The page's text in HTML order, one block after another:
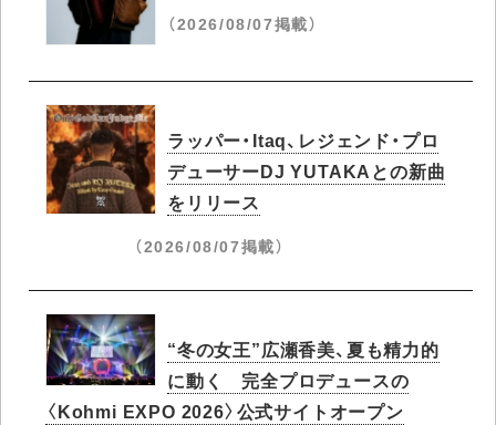
（2026/08/07掲載）
ラッパー・Itaq、レジェンド・プロ
デューサーDJ YUTAKAとの新曲
をリリース
（2026/08/07掲載）
“冬の女王”広瀬香美、夏も精力的
に動く 完全プロデュースの
〈Kohmi EXPO 2026〉公式サイトオープン